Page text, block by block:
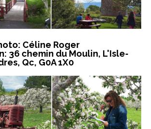
Céline Roger
36 chemin du Moulin, L'Isle-
Qc, G0A 1X0